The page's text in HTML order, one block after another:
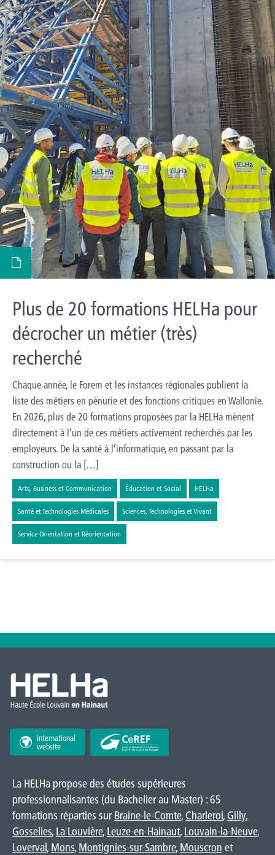
Plus de 20 formations HELHa pour
décrocher un métier (très)
recherché
Chaque année, le Forem et les instances régionales publient la
liste des métiers en pénurie et des fonctions critiques en Wallonie.
En 2026, plus de 20 formations proposées par la HELHa mènent
directement à l’un de ces métiers activement recherchés par les
employeurs. De la santé à l’informatique, en passant par la
construction ou la […]
Arts, Business et Communication Éducation et Social HELHa
Santé et Technologies Médicales Sciences, Technologies et Vivant
Service Orientation et Réorientation
International
website
La HELHa propose des études supérieures
professionnalisantes (du Bachelier au Master) : 65
formations réparties surBraine-le-Comte, Charleroi, Gilly,
Gosselies, La Louvière, Leuze-en-Hainaut, Louvain-la-Neuve,
Loverval, Mons, Montignies-sur-Sambre, Mouscron et